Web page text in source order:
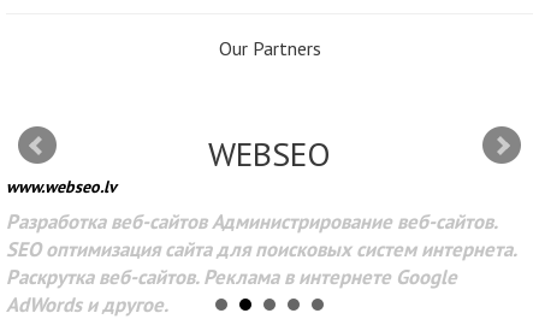
Our Partners
WEBSEO
www.webseo.lv
Разработка веб-сайтов Администрирование веб-сайтов.
SEO оптимизация сайта для поисковых систем интернета.
Раскрутка веб-сайтов. Реклама в интернете Google
AdWords и другое.